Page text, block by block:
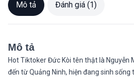
Mô tả Đánh giá (1)
Mô tả
Hot Tiktoker Đức Kòi tên thật là Nguyễn
đến từ Quảng Ninh, hiện đang sinh sống